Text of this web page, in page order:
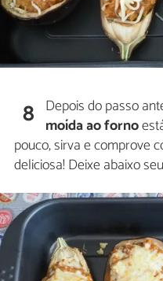
8 Depois do passo
moída ao forno
pouco, sirva e comprove
deliciosa! Deixe abaixo